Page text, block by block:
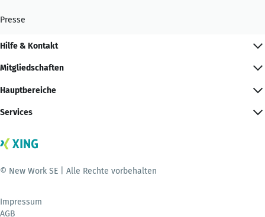
Presse
Hilfe & Kontakt
Mitgliedschaften
Hauptbereiche
Services
© New Work SE | Alle Rechte vorbehalten
Impressum
AGB